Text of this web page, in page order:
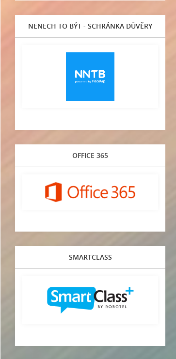
NENECH TO BÝT - SCHRÁNKA DŮVĚRY
OFFICE 365
SMARTCLASS